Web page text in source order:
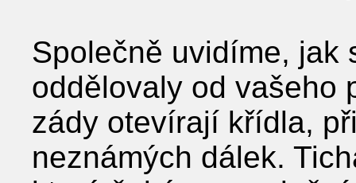
Společně uvidíme, jak
oddělovaly od vašeho
zády otevírají křídla,
neznámých dálek.